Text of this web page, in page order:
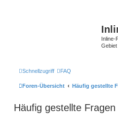
Inline-
Gebiet
Schnellzugriff FAQ
Foren-Übersicht Häufig gestellte
Häufig gestellte Fragen